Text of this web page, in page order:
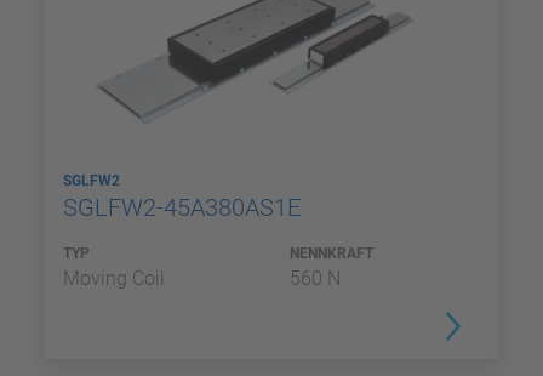
SGLFW2
SGLFW2-45A380AS1E
TYP
Moving Coil
NENNKRAFT
560 N